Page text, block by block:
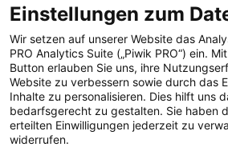
Multimedia
Social Media
PRESSEINFOS
Fotos & Media
Digitale Pressemappen
Patientenaktionen
Einstellungen zum
Wir setzen auf unserer Website das
PRO Analytics Suite („Piwik PRO“) ein.
Button erlauben Sie uns, ihre
Website zu verbessern sowie durch das
Inhalte zu personalisieren. Dies hilft uns
bedarfsgerecht zu gestalten. Sie haben
erteilten Einwilligungen jederzeit zu
widerrufen.